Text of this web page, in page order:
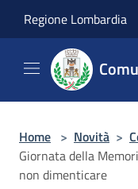
Regione Lombardia
Home > Novità >
Giornata della
non dimenticare